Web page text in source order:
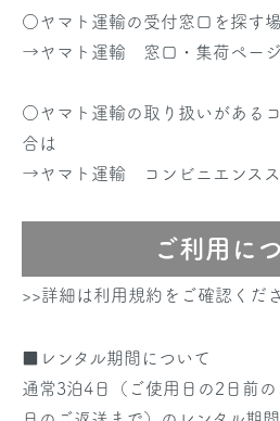
○ヤマト運輸の受付窓口を探す
→ヤマト運輸 窓口・集荷ページ
○ヤマト運輸の取り扱いがある
合は
→ヤマト運輸 コンビニエンス
ご利用に
>>詳細は利用規約をご確認くだ
■レンタル期間について
通常3泊4日（ご使用日の2日前